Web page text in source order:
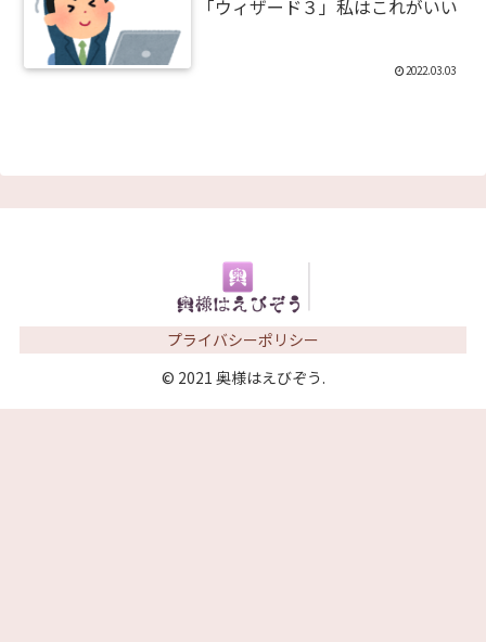
「ウィザード３」私はこれがいい
2022.03.03
プライバシーポリシー
© 2021 奥様はえびぞう.